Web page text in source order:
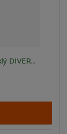
DIVER...